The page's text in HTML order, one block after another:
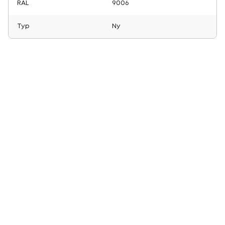
RAL 9006
Typ Ny